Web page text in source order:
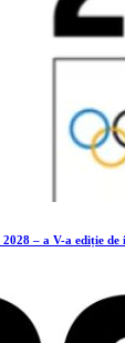
– a V-a ediție de